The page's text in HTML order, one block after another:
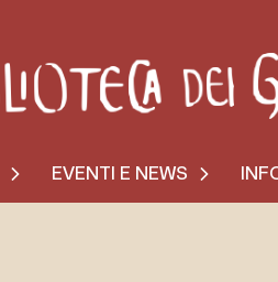
EVENTI E NEWS